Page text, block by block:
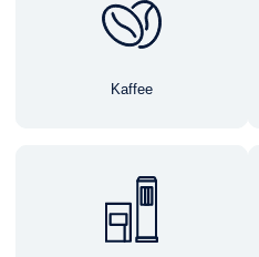
Kaffee